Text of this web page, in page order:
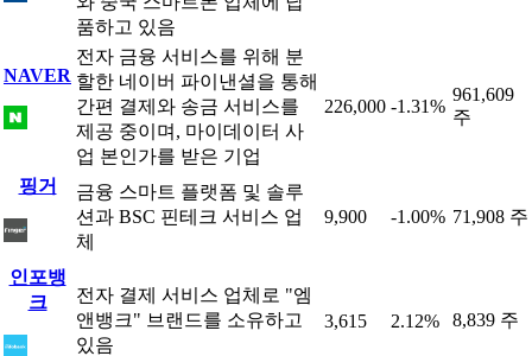
품하고 있음
NAVER
전자 금융 서비스를 위해 분
할한 네이버 파이낸셜을 통해
간편 결제와 송금 서비스를
제공 중이며, 마이데이터 사
업 본인가를 받은 기업
226,000 -1.31%
961,609
주
핑거
금융 스마트 플랫폼 및 솔루
션과 BSC 핀테크 서비스 업
체
9,900 -1.00% 71,908 주
인포뱅
크
전자 결제 서비스 업체로 "엠
앤뱅크" 브랜드를 소유하고
있음
3,615 2.12% 8,839 주